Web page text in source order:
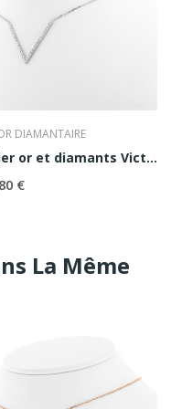
DIAMANTAIRE
Collier or et diamants Victoire GM
€
La Même